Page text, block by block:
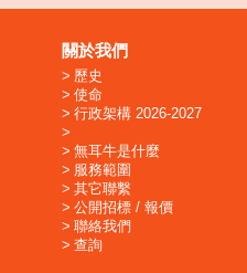
關於我們
歷史
使命
行政架構 2026-2027
無耳牛是什麼
服務範圍
其它聯繫
公開招標 / 報價
聯絡我們
查詢